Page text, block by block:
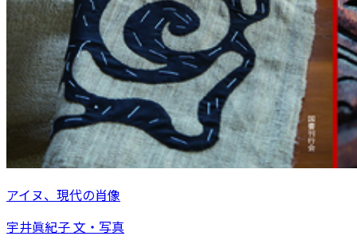
アイヌ、現代の肖像
宇井眞紀子 文・写真